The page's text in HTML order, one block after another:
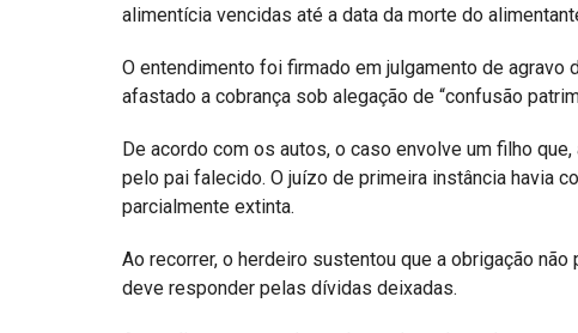
Encontre um Escritório
IBDFAM Educacional
Acessibilidade
alimentícia vencidas até a data da morte do
O entendimento foi firmado em julgamento de agravo
afastado a cobrança sob alegação de “confusão
De acordo com os autos, o caso envolve um filho
pelo pai falecido. O juízo de primeira instância havia
parcialmente extinta.
Ao recorrer, o herdeiro sustentou que a obrigação
deve responder pelas dívidas deixadas.